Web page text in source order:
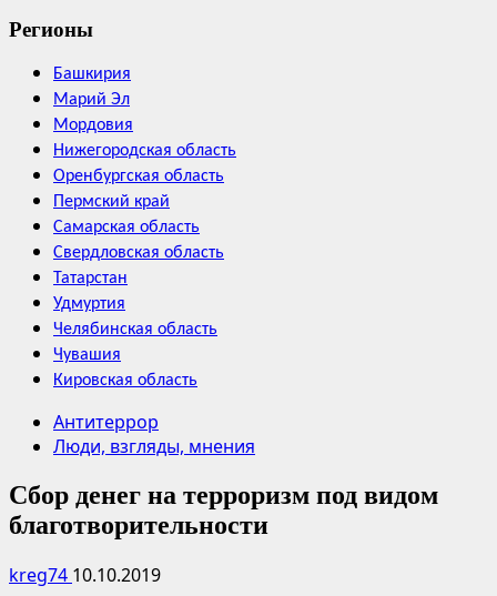
Регионы
Башкирия
Марий Эл
Мордовия
Нижегородская область
Оренбургская область
Пермский край
Самарская область
Свердловская область
Татарстан
Удмуртия
Челябинская область
Чувашия
Кировская область
Антитеррор
Люди, взгляды, мнения
Сбор денег на терроризм под видом
благотворительности
kreg74 10.10.2019